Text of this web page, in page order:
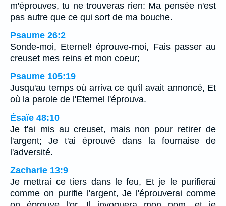
m'éprouves, tu ne trouveras rien: Ma pensée n'est
pas autre que ce qui sort de ma bouche.
Psaume 26:2
Sonde-moi, Eternel! éprouve-moi, Fais passer au
creuset mes reins et mon coeur;
Psaume 105:19
Jusqu'au temps où arriva ce qu'il avait annoncé, Et
où la parole de l'Eternel l'éprouva.
Ésaïe 48:10
Je t'ai mis au creuset, mais non pour retirer de
l'argent; Je t'ai éprouvé dans la fournaise de
l'adversité.
Zacharie 13:9
Je mettrai ce tiers dans le feu, Et je le purifierai
comme on purifie l'argent, Je l'éprouverai comme